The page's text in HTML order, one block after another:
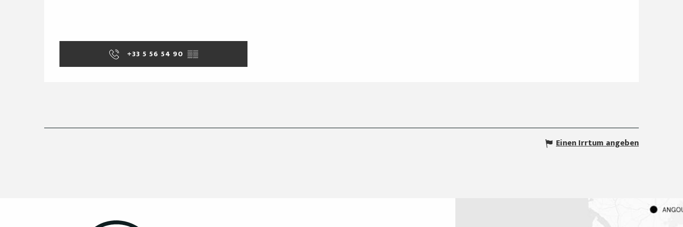
+33 5 56 54 90 ▒▒
Einen Irrtum angeben